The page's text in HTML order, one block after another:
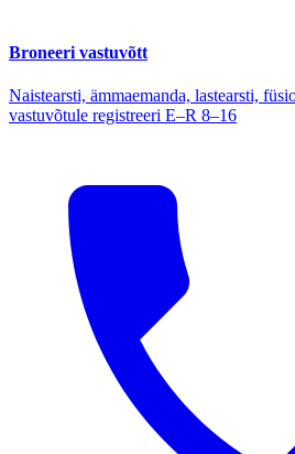
Broneeri vastuvõtt
Naistearsti, ämmaemanda, lastearsti,
vastuvõtule registreeri E–R 8–16